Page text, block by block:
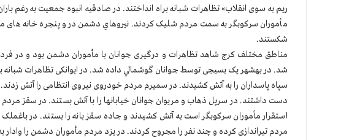
ریم به سوی انقلاب» تظاهرات شبانه براه انداختند. در صادقیه انبوه جمعیت به رغم
مأموران سرکوبگر به سمت مردم شلیک کردند. نيروهاي دشمن در و پنجره خانه های
شکستند.
مناطق مختلف کرج شاهد تظاهرات و درگیری جوانان با مأموران دشمن بود و در
شد. در بهشهر یک بسیجی توسط جوانان گوشمالي داده شد. در ایوانکی تظاهرات شبانه
سپاه پاسداران را به آتش کشیدند. در سمیرم مردم خودروی نیروی انتظامی را آتش زدند.
دست داشتند. در سرپل ذهاب و مریوان جوانان خیابانها را با آتش بستند. در سقز
استقرار مأموران سرکوبگر است به آتش کشیدند و جاده سقز بانه را بستند. در باغملک
مردم تیراندازی کرده و چند نفر را مجروح کردند. در یزد مردم مأموران دشمن را وادار